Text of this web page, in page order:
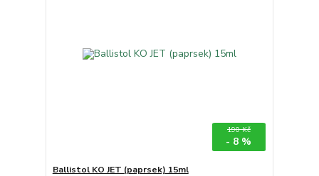
190 Kč
- 8 %
Ballistol KO JET (paprsek) 15ml